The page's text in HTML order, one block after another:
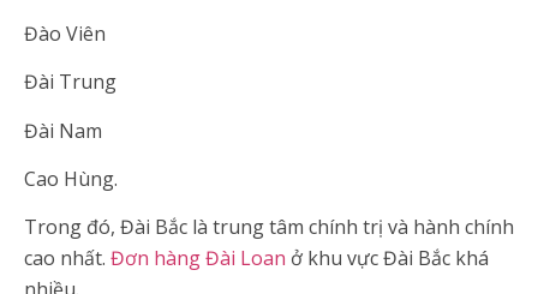
Đào Viên
Đài Trung
Đài Nam
Cao Hùng.
Trong đó, Đài Bắc là trung tâm chính trị và hành chính
cao nhất. Đơn hàng Đài Loan ở khu vực Đài Bắc khá